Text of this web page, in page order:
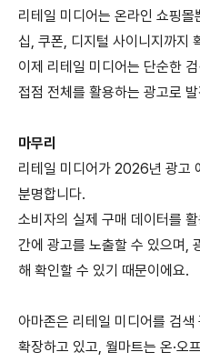
리테일 미디어는 온라인 쇼핑
십 쿠폰 디지털 사이니지까지
이제 리테일 미디어는 단순한
접점 전체를 활용하는 광고로
마무리
리테일 미디어가 2026년 광고
분명합니다.
소비자의 실제 구매 데이터를
간에 광고를 노출할 수 있으며
해 확인할 수 있기 때문이에요.
아마존은 리테일 미디어를 검
확장하고 있고 월마트는 온·오